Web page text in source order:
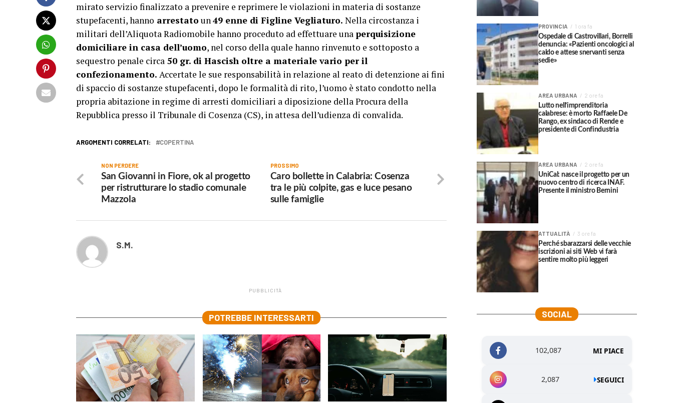
mirato servizio finalizzato a prevenire e reprimere le violazioni in materia di sostanze
stupefacenti, hanno arrestato un49 enne di Figline Vegliaturo. Nella circostanza i
militari dell’Aliquota Radiomobile hanno proceduto ad effettuare una perquisizione
domiciliare in casa dell’uomo, nel corso della quale hanno rinvenuto e sottoposto a
sequestro penale circa 50 gr. di Hascish oltre a materiale vario per il
confezionamento. Accertate le sue responsabilità in relazione al reato di detenzione ai fini
di spaccio di sostanze stupefacenti, dopo le formalità di rito, l’uomo è stato condotto nella
propria abitazione in regime di arresti domiciliari a diposizione della Procura della
Repubblica presso il Tribunale di Cosenza (CS), in attesa dell’udienza di convalida.
ARGOMENTI CORRELATI: COPERTINA
PROSSIMO
Caro bollette in Calabria: Cosenza
tra le più colpite, gas e luce pesano
sulle famiglie
NON PERDERE
San Giovanni in Fiore, ok al progetto
per ristrutturare lo stadio comunale
Mazzola
S.M.
PUBBLICITÀ
POTREBBE INTERESSARTI
PROVINCIA 1 ora fa
Ospedale di Castrovillari, Borrelli
denuncia: «Pazienti oncologici al
caldo e attese snervanti senza
sedie»
AREA URBANA 2 ore fa
Lutto nell’imprenditoria
calabrese: è morto Raffaele De
Rango, ex sindaco di Rende e
presidente di Confindustria
AREA URBANA 2 ore fa
UniCal: nasce il progetto per un
nuovo centro di ricerca INAF.
Presente il ministro Bernini
ATTUALITÀ 3 ore fa
Perché sbarazzarsi delle vecchie
iscrizioni ai siti Web vi farà
sentire molto più leggeri
SOCIAL
102,087 MI PIACE
2,087 SEGUICI